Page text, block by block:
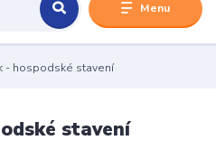
Menu
- hospodské stavení
stavení